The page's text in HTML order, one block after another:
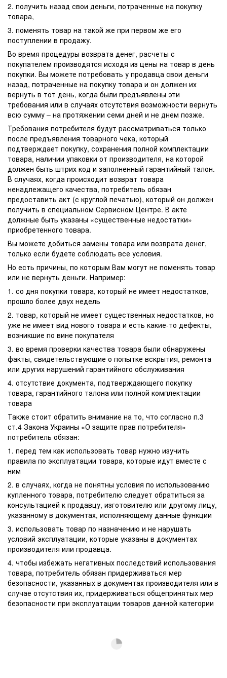
2. получить назад свои деньги, потраченные на покупку
товара,
3. поменять товар на такой же при первом же его
поступлении в продажу.
Во время процедуры возврата денег, расчеты с
покупателем производятся исходя из цены на товар в день
покупки. Вы можете потребовать у продавца свои деньги
назад, потраченные на покупку товара и он должен их
вернуть в тот день, когда были предъявлены эти
требования или в случаях отсутствия возможности вернуть
всю сумму – на протяжении семи дней и не днем позже.
Требования потребителя будут рассматриваться только
после предъявления товарного чека, который
подтверждает покупку, сохранения полной комплектации
товара, наличии упаковки от производителя, на которой
должен быть штрих код и заполненный гарантийный талон.
В случаях, когда происходит возврат товара
ненадлежащего качества, потребитель обязан
предоставить акт (с круглой печатью), который он должен
получить в специальном Сервисном Центре. В акте
должные быть указаны «существенные недостатки»
приобретенного товара.
Вы можете добиться замены товара или возврата денег,
только если будете соблюдать все условия.
Но есть причины, по которым Вам могут не поменять товар
или не вернуть деньги. Например:
1. со дня покупки товара, который не имеет недостатков,
прошло более двух недель
2. товар, который не имеет существенных недостатков, но
уже не имеет вид нового товара и есть какие-то дефекты,
возникшие по вине покупателя
3. во время проверки качества товара были обнаружены
факты, свидетельствующие о попытке вскрытия, ремонта
или других нарушений гарантийного обслуживания
4. отсутствие документа, подтверждающего покупку
товара, гарантийного талона или полной комплектации
товара
Также стоит обратить внимание на то, что согласно п.3
ст.4 Закона Украины «О защите прав потребителя»
потребитель обязан:
1. перед тем как использовать товар нужно изучить
правила по эксплуатации товара, которые идут вместе с
ним
2. в случаях, когда не понятны условия по использованию
купленного товара, потребителю следует обратиться за
консультацией к продавцу, изготовителю или другому лицу,
указанному в документах, исполняющему данные функции
3. использовать товар по назначению и не нарушать
условий эксплуатации, которые указаны в документах
производителя или продавца.
4. чтобы избежать негативных последствий использования
товара, потребитель обязан придерживаться мер
безопасности, указанных в документах производителя или в
случае отсутствия их, придерживаться общепринятых мер
безопасности при эксплуатации товаров данной категории